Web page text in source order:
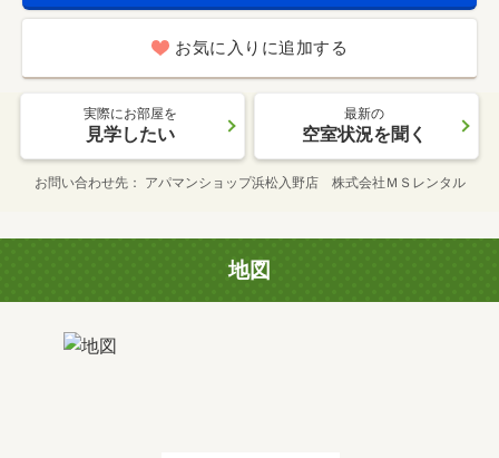
お気に入りに追加する
実際にお部屋を
見学したい
最新の
空室状況を聞く
お問い合わせ先 アパマンショップ浜松入野店 株式会社ＭＳレンタル
地図